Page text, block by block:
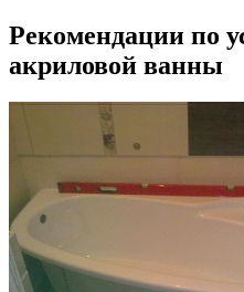
Рекомендации по
акриловой ванны